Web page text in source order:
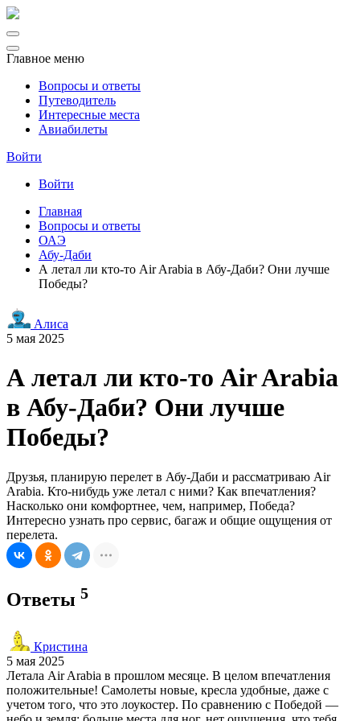
Главное меню
Вопросы и ответы
Путеводитель
Интересные места
Авиабилеты
Войти
Войти
Главная
Вопросы и ответы
ОАЭ
Абу-Даби
А летал ли кто-то Air Arabia в Абу-Даби? Они лучше
Победы?
Алиса
5 мая 2025
А летал ли кто-то Air Arabia
в Абу-Даби? Они лучше
Победы?
Друзья, планирую перелет в Абу-Даби и рассматриваю Air
Arabia. Кто-нибудь уже летал с ними? Как впечатления?
Насколько они комфортнее, чем, например, Победа?
Интересно узнать про сервис, багаж и общие ощущения от
перелета.
Ответы 5
Кристина
5 мая 2025
Летала Air Arabia в прошлом месяце. В целом впечатления
положительные! Самолеты новые, кресла удобные, даже с
учетом того, что это лоукостер. По сравнению с Победой —